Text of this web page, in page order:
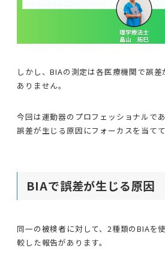
しかし、BIAの測定は各医療機関で誤
ありません。
今回は運動器のプロフェッショナルで
誤差が生じる原因にフォーカスを当てて
BIAで誤差が生じる原因
同一の被検者に対して、2種類のBIAを
較した報告があります。